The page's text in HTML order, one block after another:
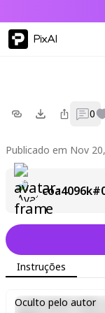
PixAI
0
Publicado em Nov
Instruções
Lorem ipsum dolor
Oculto pelo autor